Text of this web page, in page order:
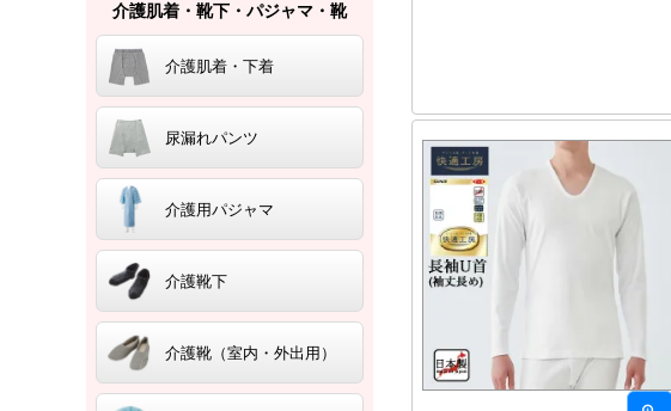
介護肌着・靴下・パジャマ・靴
介護肌着・下着
尿漏れパンツ
介護用パジャマ
介護靴下
介護靴（室内・外出用）